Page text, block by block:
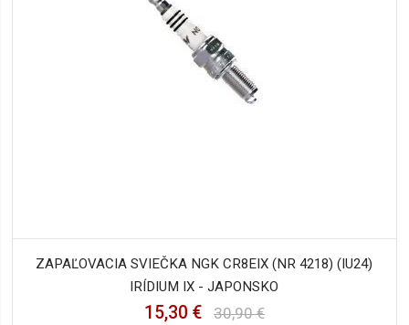
ZAPAĽOVACIA SVIEČKA NGK CR8EIX (NR 4218) (IU24)
IRÍDIUM IX - JAPONSKO
15,30 € 30,90 €